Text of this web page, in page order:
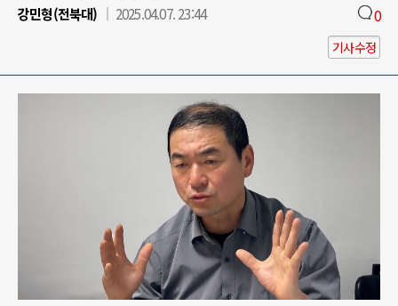
강민형(전북대)
2025.04.07. 23:44 0
기사수정